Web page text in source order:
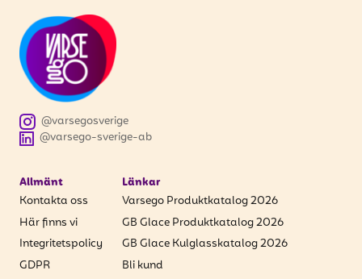
PRENUMERERA
@varsego-sverige-ab
@varsegosverige
Allmänt
Kontakta oss
Här finns vi
Integritetspolicy
GDPR
Länkar
Varsego Produktkatalog 2026
GB Glace Produktkatalog 2026
GB Glace Kulglasskatalog 2026
Bli kund